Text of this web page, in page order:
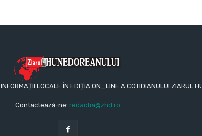
LOCALE ÎN EDIȚIA ON_LINE A COTIDIANULUI ZIARUL
Contactează-ne: redactia@zhd.ro